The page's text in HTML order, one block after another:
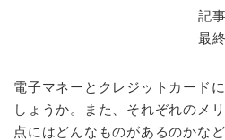
記
最
電子マネーとクレジットカード
しょうか。また、それぞれのメ
点にはどんなものがあるのかな